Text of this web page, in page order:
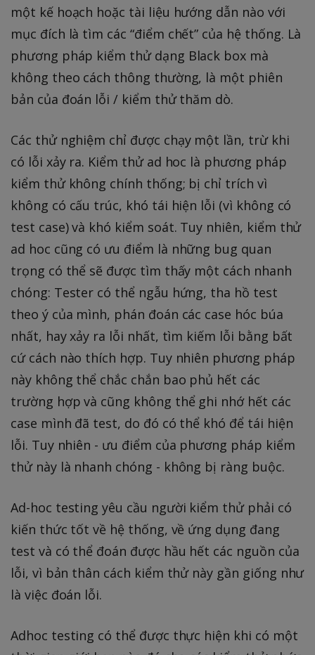
một kế hoạch hoặc tài liệu hướng dẫn nào với
mục đích là tìm các “điểm chết” của hệ thống. Là
phương pháp kiểm thử dạng Black box mà
không theo cách thông thường, là một phiên
bản của đoán lỗi / kiểm thử thăm dò.
Các thử nghiệm chỉ được chạy một lần, trừ khi
có lỗi xảy ra. Kiểm thử ad hoc là phương pháp
kiểm thử không chính thống; bị chỉ trích vì
không có cấu trúc, khó tái hiện lỗi (vì không có
test case) và khó kiểm soát. Tuy nhiên, kiểm thử
ad hoc cũng có ưu điểm là những bug quan
trọng có thể sẽ được tìm thấy một cách nhanh
chóng: Tester có thể ngẫu hứng, tha hồ test
theo ý của mình, phán đoán các case hóc búa
nhất, hay xảy ra lỗi nhất, tìm kiếm lỗi bằng bất
cứ cách nào thích hợp. Tuy nhiên phương pháp
này không thể chắc chắn bao phủ hết các
trường hợp và cũng không thể ghi nhớ hết các
case mình đã test, do đó có thể khó để tái hiện
lỗi. Tuy nhiên - ưu điểm của phương pháp kiểm
thử này là nhanh chóng - không bị ràng buộc.
Ad-hoc testing yêu cầu người kiểm thử phải có
kiến thức tốt về hệ thống, về ứng dụng đang
test và có thể đoán được hầu hết các nguồn của
lỗi, vì bản thân cách kiểm thử này gần giống như
là việc đoán lỗi.
Adhoc testing có thể được thực hiện khi có một